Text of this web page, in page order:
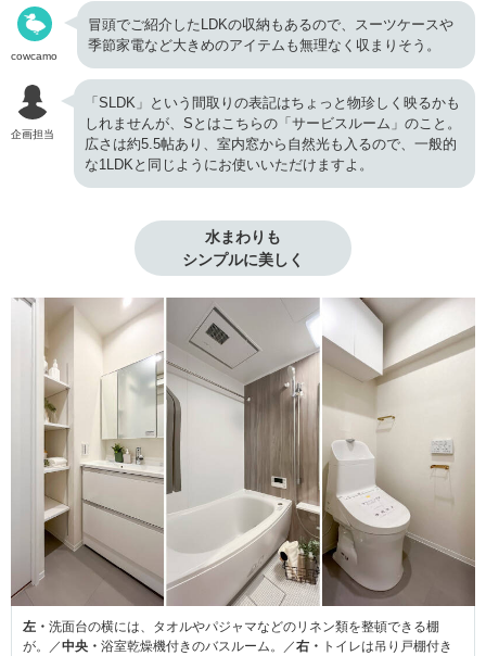
cowcamo
冒頭でご紹介したLDKの収納もあるので、スーツケースや
季節家電など大きめのアイテムも無理なく収まりそう。
企画担当
「SLDK」という間取りの表記はちょっと物珍しく映るかも
しれませんが、Sとはこちらの「サービスルーム」のこと。
広さは約5.5帖あり、室内窓から自然光も入るので、一般的
な1LDKと同じようにお使いいただけますよ。
水まわりも
シンプルに美しく
左・ 洗面台の横には、タオルやパジャマなどのリネン類を整頓できる棚
が。／中央・ 浴室乾燥機付きのバスルーム。／右・ トイレは吊り戸棚付き